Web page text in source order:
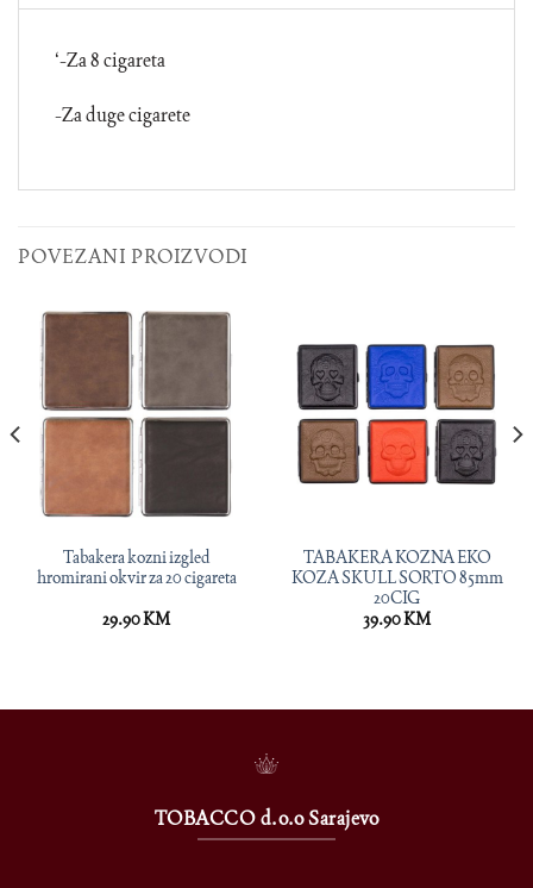
‘-Za 8 cigareta
-Za duge cigarete
POVEZANI PROIZVODI
Tabakera kozni izgled
hromirani okvir za 20 cigareta
29.90KM
TABAKERA KOZNA EKO
KOZA SKULL SORTO 85mm
20CIG
39.90KM
TOBACCO d.o.o Sarajevo